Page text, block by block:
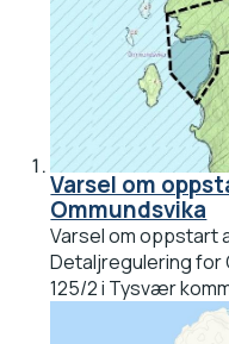
Varsel om
Ommundsvika
Varsel om oppstart
Detaljregulering for
125/2 i Tysvær